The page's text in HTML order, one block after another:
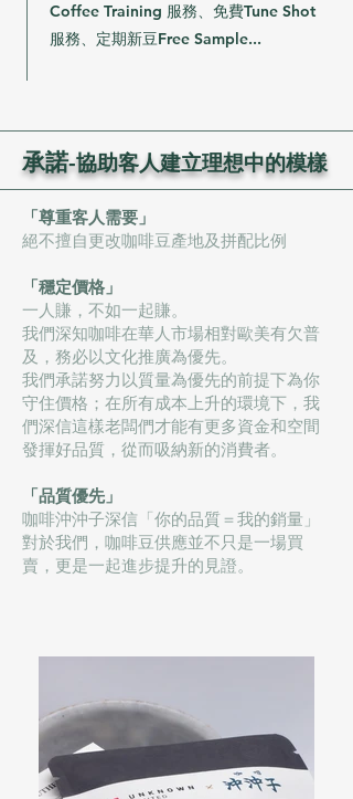
Coffee Training 服務、免費Tune Shot
服務、定期新豆Free Sample...
承諾-協助客人建立理想中的模樣
「尊重客人需要」
絕不擅自更改咖啡豆產地及拼配比例
「穩定價格」
一人賺，不如一起賺。
我們深知咖啡在華人市場相對歐美有欠普
及，務必以文化推廣為優先。
我們承諾努力以質量為優先的前提下為你
守住價格；在所有成本上升的環境下，我
們深信這樣老闆們才能有更多資金和空間
發揮好品質，從而吸納新的消費者。
「品質優先」
​咖啡沖沖子深信「你的品質＝我的銷量」
對於我們，咖啡豆供應並不只是一場買
賣，更是一起進步提升的見證。